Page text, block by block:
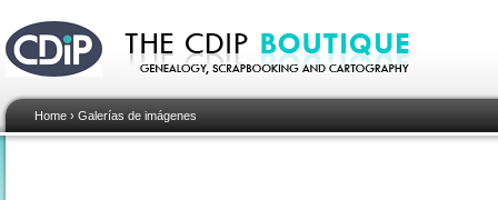
Home › Galerías de imágenes